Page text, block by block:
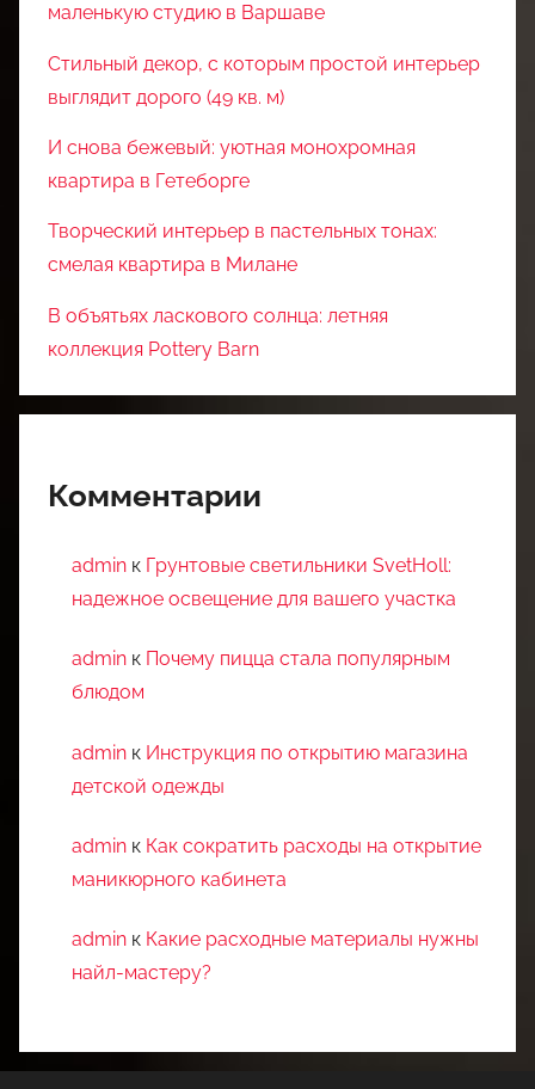
маленькую студию в Варшаве
Стильный декор, с которым простой интерьер
выглядит дорого (49 кв. м)
И снова бежевый: уютная монохромная
квартира в Гетеборге
Творческий интерьер в пастельных тонах:
смелая квартира в Милане
В объятьях ласкового солнца: летняя
коллекция Pottery Barn
Комментарии
admin к Грунтовые светильники SvetHoll:
надежное освещение для вашего участка
admin к Почему пицца стала популярным
блюдом
admin к Инструкция по открытию магазина
детской одежды
admin к Как сократить расходы на открытие
маникюрного кабинета
admin к Какие расходные материалы нужны
найл-мастеру?